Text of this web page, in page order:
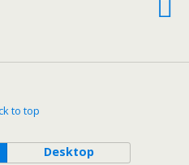
to top
Desktop